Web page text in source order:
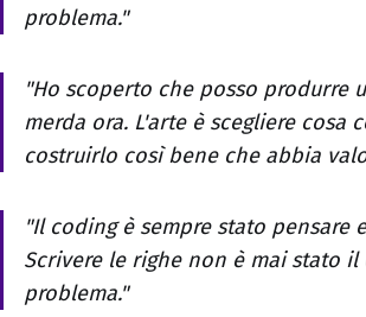
problema."
"Ho scoperto che posso produrre
merda ora. L'arte è scegliere cosa
costruirlo così bene che abbia
"Il coding è sempre stato pensare
Scrivere le righe non è mai stato il
problema."